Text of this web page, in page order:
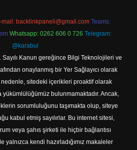
mail: backlinkpaneli@gmail.com Teams:
Whatsapp: 0262 606 0 726 Telegram:
@karabul
Sayılı Kanun gereğince Bilgi Teknolojileri ve
onaylanmış bir Yer Sağlayıcı olarak
nedenle, sitedeki içerikleri proaktif olarak
yükümlülüğümüz bulunmamaktadır. Ancak,
sorumluluğunu taşımakta olup, siteye
kabul etmiş sayılırlar. Bu internet sitesi,
veya şahıs şirketi ile hiçbir bağlantısı
yalnızca kendi hazırladığımız makaleler